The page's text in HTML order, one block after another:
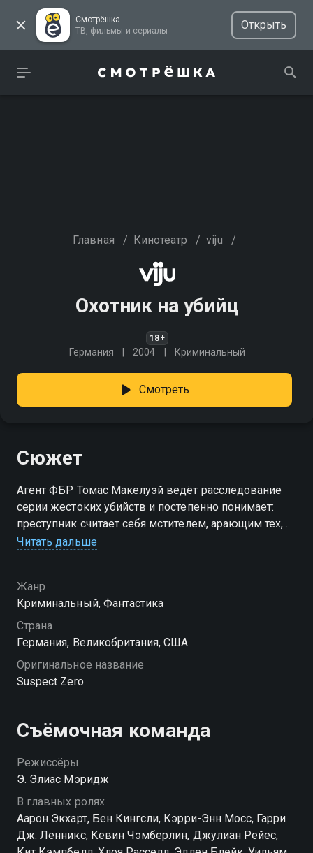
Смотрёшка
ТВ, фильмы и сериалы
Открыть
Главная / Кинотеатр / viju /
Охотник на убийц
18+
Германия 2004 Криминальный
Смотреть
Сюжет
Агент ФБР Томас Макелуэй ведёт расследование
серии жестоких убийств и постепенно понимает:
преступник считает себя мстителем, арающим тех,
кто, по его мнению, избежал справедливого
психиатрической клинике. Но где он сейчас – не
знает никто.
Читать дальше
Жанр
Криминальный, Фантастика
Страна
Германия, Великобритания, США
Оригинальное название
Suspect Zero
Съёмочная команда
Режиссёры
Э. Элиас Мэридж
В главных ролях
Аарон Экхарт, Бен Кингсли, Кэрри-Энн Мосс, Гарри
Дж. Ленникс, Кевин Чэмберлин, Джулиан Рейес,